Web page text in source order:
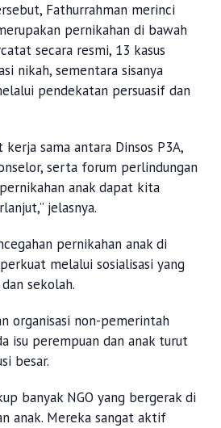
Fathurrahman merinci
pernikahan di bawah
secara resmi, 13 kasus
nikah, sementara sisanya
pendekatan persuasif dan
sama antara Dinsos P3A,
serta forum perlindungan
anak dapat kita
jelasnya.
pernikahan anak di
melalui sosialisasi yang
sekolah.
organisasi non-pemerintah
isu perempuan dan anak turut
besar.
banyak NGO yang bergerak di
anak. Mereka sangat aktif